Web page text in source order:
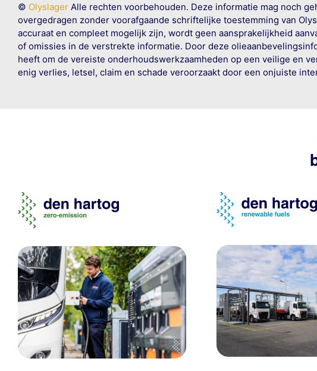
© OlyslagerAlle rechten voorbehouden. Deze informatie mag noch
overgedragen zonder voorafgaande schriftelijke toestemming van
accuraat en compleet mogelijk zijn, wordt geen aansprakelijkheid
of omissies in de verstrekte informatie. Door deze
heeft om de vereiste onderhoudswerkzaamheden op een veilige en
enig verlies, letsel, claim en schade veroorzaakt door een onjuiste